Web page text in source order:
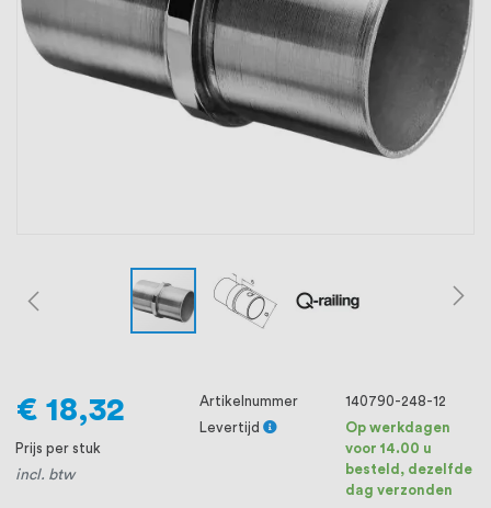
ons voorop, want we geloven dat een
goede relatie met onze klanten het
€ 18,32
Prijs per stuk
incl. btw
Artikelnummer
140790-248-12
Levertijd
Op werkdagen
voor 14.00 u
besteld, dezelfde
dag verzonden